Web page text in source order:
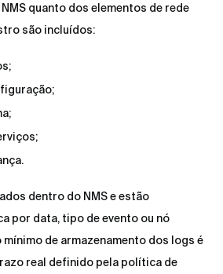
quanto dos elementos de rede
são incluídos:
dentro do NMS e estão
por data, tipo de evento ou nó
de armazenamento dos logs é
real definido pela política de